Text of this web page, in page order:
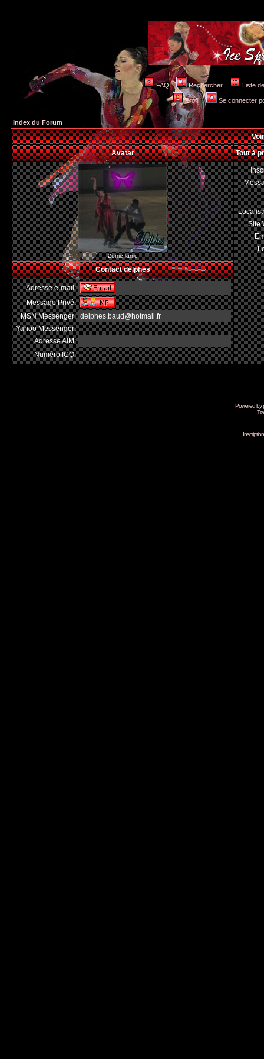
FAQ Rechercher Liste
Profil Se connecter
Index du Forum
Avatar
Tout à
2ème lame
Site
Contact delphes
Adresse e-mail:
Message Privé:
MSN Messenger: delphes.baud@hotmail.fr
Yahoo Messenger:
Adresse AIM:
Numéro ICQ:
Powered by